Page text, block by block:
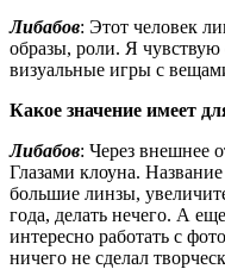
Либабов: Этот человек
образы, роли. Я чувствую
визуальные игры с
Какое значение имеет
Либабов: Через внешнее
Глазами клоуна.
большие линзы,
года, делать нечего. А
интересно работать с
ничего не сделал